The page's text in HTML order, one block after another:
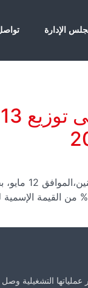
الإدارة
عقدت الجمعية
و بنمو أعمالها و تطور عملياتها